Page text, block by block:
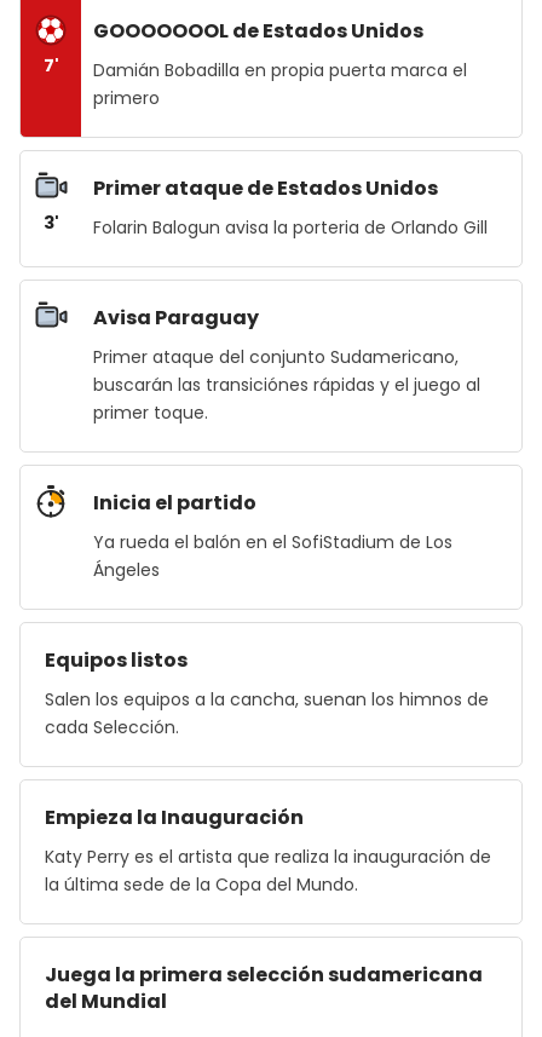
7'
GOOOOOOOL de Estados Unidos
Damián Bobadilla en propia puerta marca el
primero
3'
Primer ataque de Estados Unidos
Folarin Balogun avisa la porteria de Orlando Gill
Avisa Paraguay
Primer ataque del conjunto Sudamericano,
buscarán las transiciónes rápidas y el juego al
primer toque.
Inicia el partido
Ya rueda el balón en el SofiStadium de Los
Ángeles
Equipos listos
Salen los equipos a la cancha, suenan los himnos de
cada Selección.
Empieza la Inauguración
Katy Perry es el artista que realiza la inauguración de
la última sede de la Copa del Mundo.
Juega la primera selección sudamericana
del Mundial